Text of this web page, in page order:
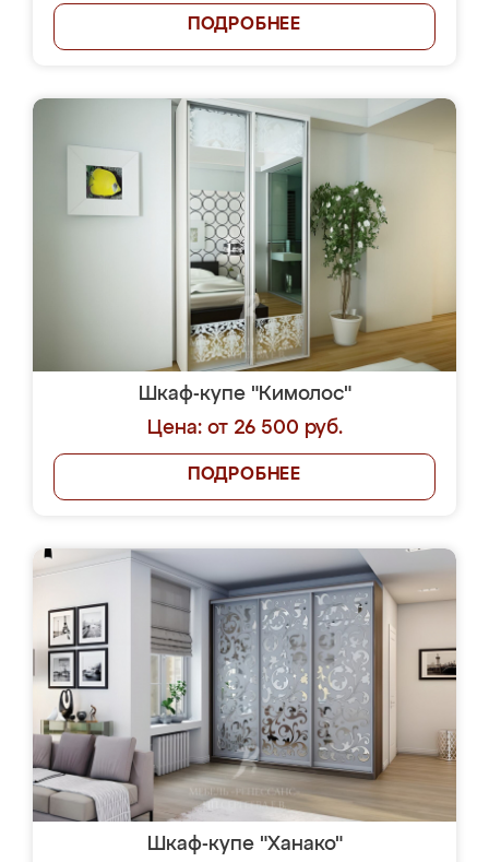
ПОДРОБНЕЕ
Шкаф-купе "Кимолос"
Цена: от 26 500 руб.
ПОДРОБНЕЕ
Шкаф-купе "Ханако"